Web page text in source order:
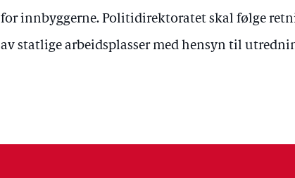
for innbyggerne. Politidirektoratet skal følge
av statlige arbeidsplasser med hensyn til